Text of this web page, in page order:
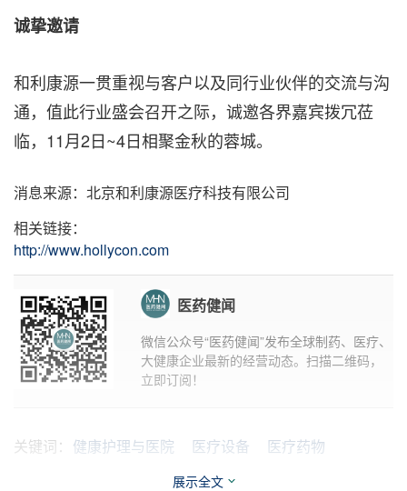
诚挚邀请
和利康源一贯重视与客户以及同行业伙伴的交流与沟
通，值此行业盛会召开之际， 诚邀各界嘉宾拨冗莅
临， 11月2日~4日相聚金秋的蓉城。
消息来源：北京和利康源医疗科技有限公司
相关链接：
http://www.hollycon.com
医药健闻
微信公众号“医药健闻”发布全球制药、医疗、
大健康企业最新的经营动态。扫描二维码，
立即订阅！
关键词： 健康护理与医院 医疗设备
医疗药物
展示全文